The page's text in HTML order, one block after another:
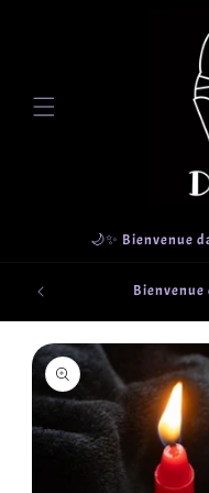
🌙✨ Bienvenue
Passer aux
informations
produits